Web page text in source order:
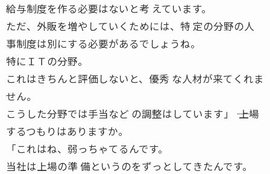
給与制度を作る必要はないと考 えています。
ただ、外販を増やしていくためには、特 定の分野の人
事制度は別にする必要があるでしょうね。
特にＩＴの分野。
これはきちんと評価しないと、優秀 な人材が来てくれま
せん。
こうした分野では手当など の調整はしています」 ―― 上場
するつもりはありますか。
「これはね、弱っちゃてるんです。
当社は上場の準 備というのをずっとしてきたんです。